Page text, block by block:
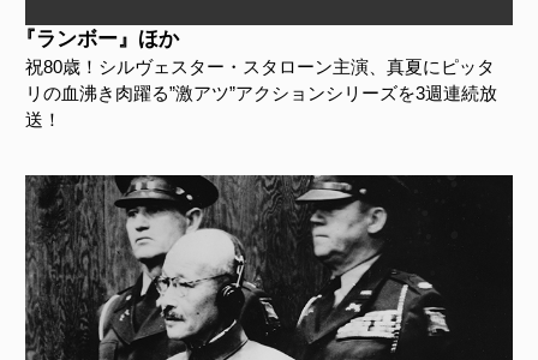
『ランボー』ほか
祝80歳！シルヴェスター・スタローン主演、真夏にピッタ
リの血沸き肉躍る”激アツ”アクションシリーズを3週連続放
送！